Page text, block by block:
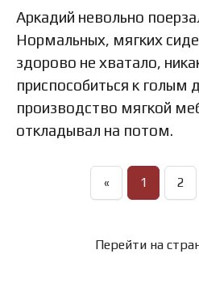
Аркадий невольно
Нормальных, мягких
здорово не хватало,
приспособиться к голым
производство мягкой
откладывал на потом.
« 1 2
Перейти на